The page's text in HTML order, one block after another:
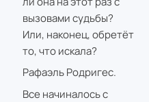
вызовами судьбы?
Или, наконец, обретёт
то, что искала?
Рафаэль Родригес.
Все начиналось с